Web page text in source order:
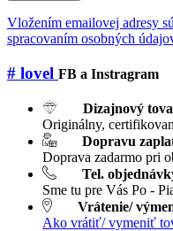
Vložením emailovej adresy
spracovaním osobných
# lovel FB a Instragram
Dizajnový
Originálny,
Dopravu
Doprava zadarmo pri
Tel.
Sme tu pre Vás Po -
Vrátenie/
Ako vrátiť/ vymeniť